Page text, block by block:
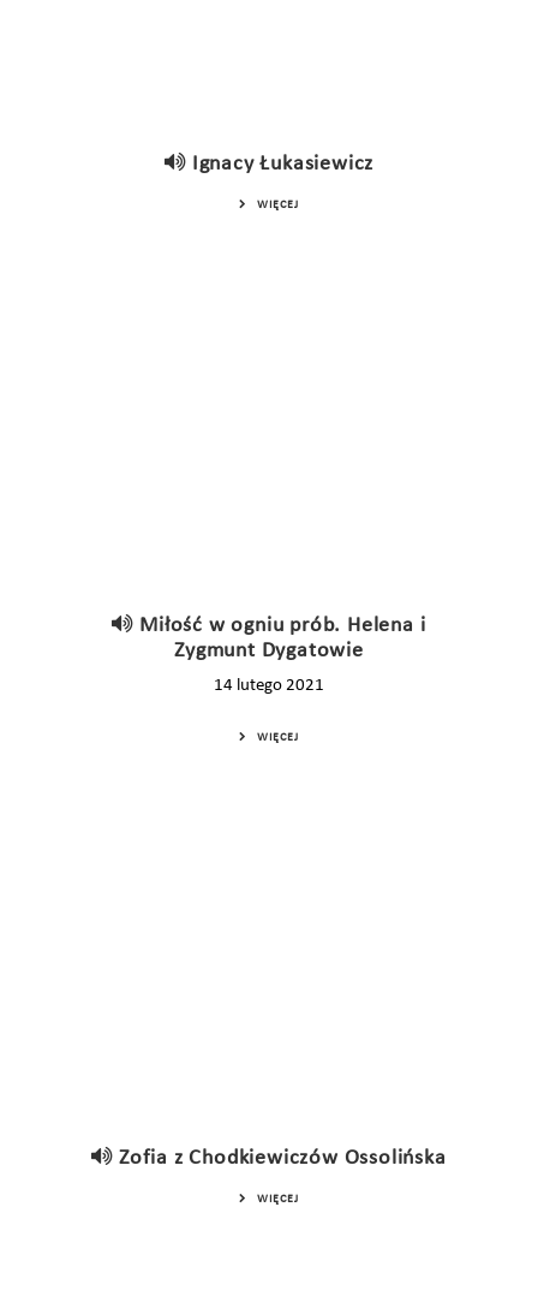
Ignacy Łukasiewicz
WIĘCEJ
Miłość w ogniu prób. Helena i
Zygmunt Dygatowie
14 lutego 2021
WIĘCEJ
Zofia z Chodkiewiczów Ossolińska
WIĘCEJ